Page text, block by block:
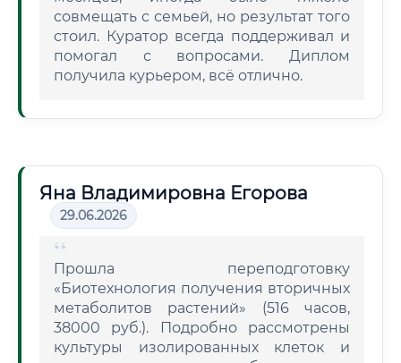
совмещать с семьей, но результат того
стоил. Куратор всегда поддерживал и
помогал с вопросами. Диплом
получила курьером, всё отлично.
Яна Владимировна Егорова
29.06.2026
Прошла переподготовку
«Биотехнология получения вторичных
метаболитов растений» (516 часов,
38000 руб.). Подробно рассмотрены
культуры изолированных клеток и